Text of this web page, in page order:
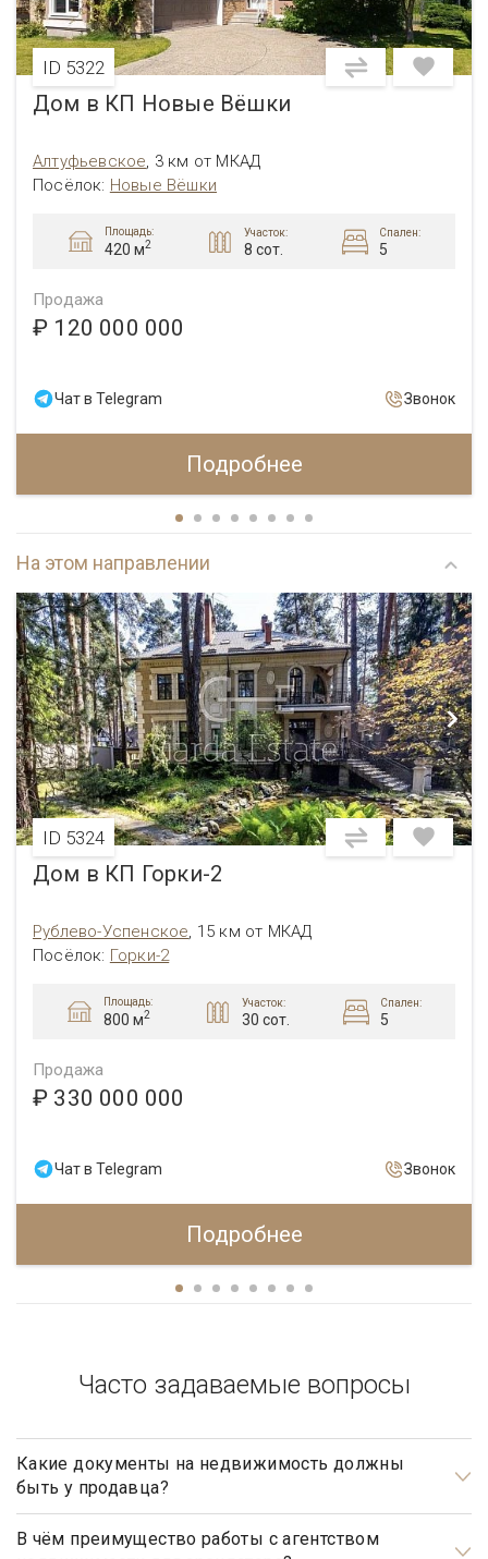
ID 5322
Дом в КП Новые Вёшки
Алтуфьевcкое, 3 км от МКАД
Посёлок: Новые Вёшки
Площадь:
420 м2
Участок:
8 сот.
Спален:
5
Продажа
₽ 120 000 000
Чат в Telegram Звонок
Подробнее
На этом направлении
ID 5324
Дом в КП Горки-2
Рублево-Успенское, 15 км от МКАД
Посёлок: Горки-2
Площадь:
800 м2
Участок:
30 сот.
Спален:
5
Продажа
₽ 330 000 000
Чат в Telegram Звонок
Подробнее
Часто задаваемые вопросы
Какие документы на недвижимость должны
быть у продавца?
Документами, подтверждающими право собственности
продавца, являются: свидетельство о государственной
В чём преимущество работы с агентством